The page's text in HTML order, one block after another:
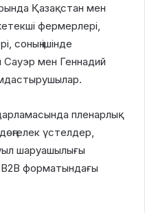
Қазақстан мен
фермерлері,
соның ішінде
Сауэр мен Геннадий
пленарлық
үстелдер,
шаруашылығы
B2B форматындағы